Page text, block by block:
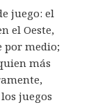
juego: el
el Oeste,
por medio;
más
juegos